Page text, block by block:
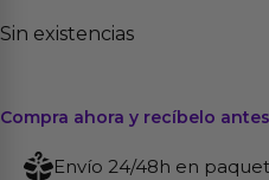
Sin existencias
Compra ahora y recíbelo
Envío 24/48h en